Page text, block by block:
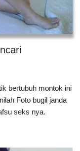
bertubuh montok ini
Foto bugil janda
seks nya.